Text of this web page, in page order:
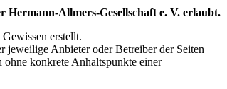
Allmers-Gesellschaft e. V. erlaubt.
erstellt.
Anbieter oder Betreiber der Seiten
konkrete Anhaltspunkte einer